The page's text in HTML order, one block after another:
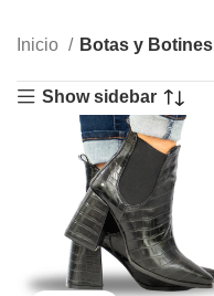
Inicio Botas y Botines
Show sidebar